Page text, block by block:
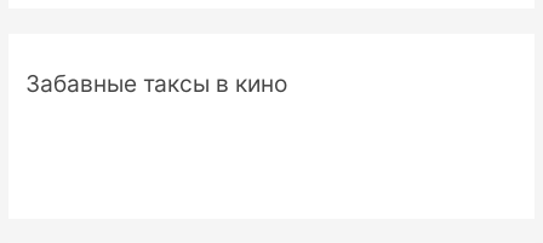
Забавные таксы в кино